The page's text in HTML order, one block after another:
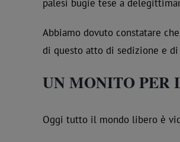
palesi bugie tese a
Abbiamo dovuto constatare
di questo atto di sedizione e
UN MONITO
Oggi tutto il mondo libero è